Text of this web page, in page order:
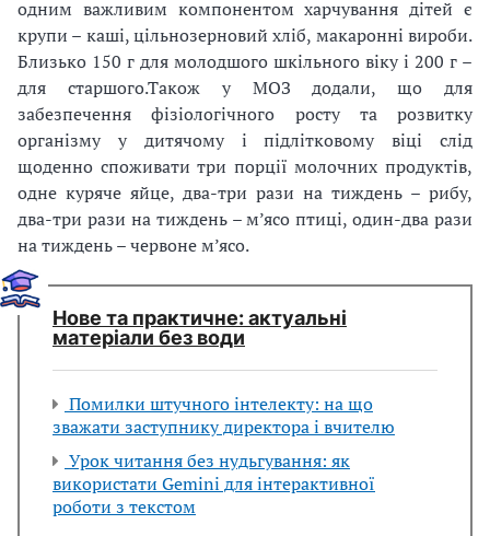
одним важливим компонентом харчування дітей є
крупи – каші, цільнозерновий хліб, макаронні вироби.
Близько 150 г для молодшого шкільного віку і 200 г –
для старшого.Також у МОЗ додали, що для
забезпечення фізіологічного росту та розвитку
організму у дитячому і підлітковому віці слід
щоденно споживати три порції молочних продуктів,
одне куряче яйце, два-три рази на тиждень – рибу,
два-три рази на тиждень – м’ясо птиці, один-два рази
на тиждень – червоне м’ясо.
Нове та практичне: актуальні
матеріали без води
Помилки штучного інтелекту: на що
зважати заступнику директора і вчителю
Урок читання без нудьгування: як
використати Gemini для інтерактивної
роботи з текстом